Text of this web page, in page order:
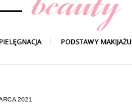
PODSTAWY MAKIJAŻU
2021